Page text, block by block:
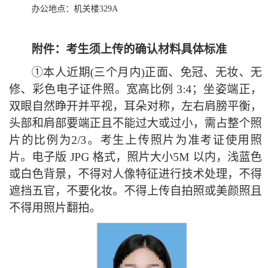
办公地点：机关楼329A
附件： 考生须上传的确认材料具体标准
①本人近期(三个月内)正面、免冠、无妆、无
修、彩色电子证件照。宽高比例 3:4；坐姿端正，
双眼自然睁开并平视，耳朵对称，左右肩膀平衡，
头部和肩部要端正且不能过大或过小，需占整个照
片的比例为2/3。考生上传照片为准考证使用照
片。电子版 JPG 格式，照片大小5M 以内，浅蓝色
或白色背景，不得对人像特征进行技术处理，不得
遮挡五官，不要化妆。不得上传自拍照或美颜照且
不得用照片翻拍。